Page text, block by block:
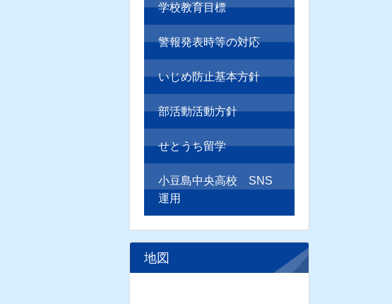
学校教育目標
警報発表時等の対応
いじめ防止基本方針
部活動活動方針
せとうち留学
小豆島中央高校 SNS
運用
地図